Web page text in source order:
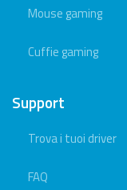
Mouse gaming
Cuffie gaming
Support
Trova i tuoi driver
FAQ